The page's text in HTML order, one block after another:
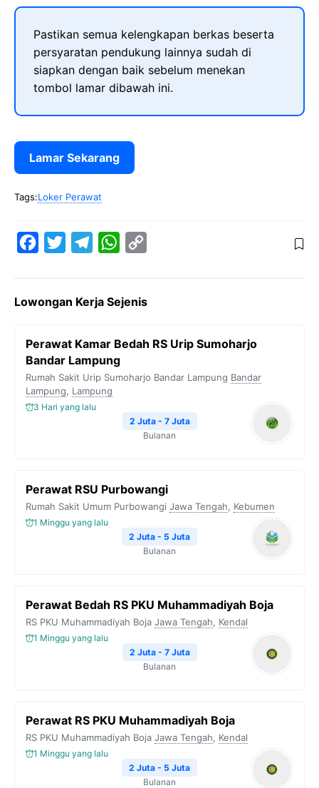
Pastikan semua kelengkapan berkas beserta
persyaratan pendukung lainnya sudah di
siapkan dengan baik sebelum menekan
tombol lamar dibawah ini.
Lamar Sekarang
Tags:Loker Perawat
e
o
k
t
e
e
r
a
m
W
t
A
y
i
Lowongan Kerja Sejenis
Perawat Kamar Bedah RS Urip Sumoharjo
Bandar Lampung
Rumah Sakit Urip Sumoharjo Bandar Lampung Bandar
Lampung, Lampung
3 Hari yang lalu
2 Juta - 7 Juta
Bulanan
Perawat RSU Purbowangi
Rumah Sakit Umum Purbowangi Jawa Tengah, Kebumen
1 Minggu yang lalu
2 Juta - 5 Juta
Bulanan
Perawat Bedah RS PKU Muhammadiyah Boja
RS PKU Muhammadiyah Boja Jawa Tengah, Kendal
1 Minggu yang lalu
2 Juta - 7 Juta
Bulanan
Perawat RS PKU Muhammadiyah Boja
RS PKU Muhammadiyah Boja Jawa Tengah, Kendal
1 Minggu yang lalu
2 Juta - 5 Juta
Bulanan